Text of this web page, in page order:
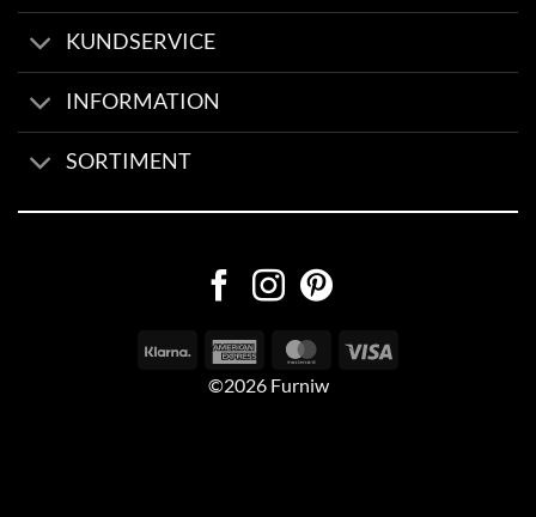
KUNDSERVICE
INFORMATION
SORTIMENT
©2026 Furniw